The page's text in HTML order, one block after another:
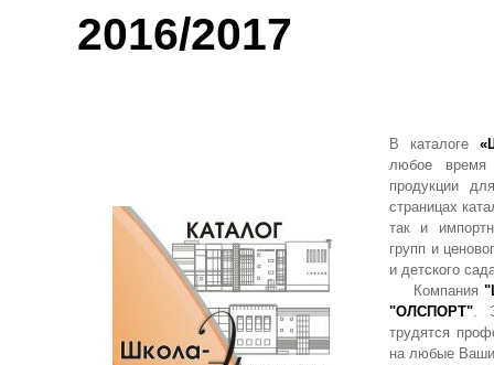
2016/2017
В каталоге
любое время
продукции
страницах
так и
групп и
и детского
Компания
"ОЛСПОРТ".
трудятся
на любые